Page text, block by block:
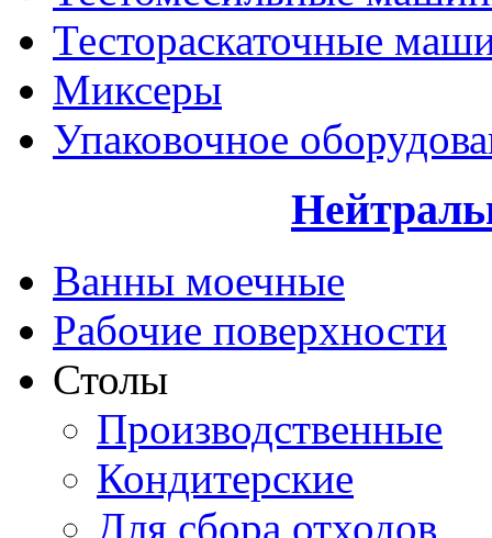
Тестораскаточные
Миксеры
Упаковочное
Ванны моечные
Рабочие поверхности
Столы
Производственные
Кондитерские
Для сбора отходов